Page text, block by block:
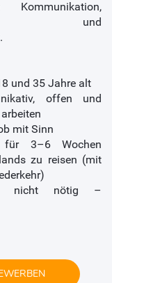
und
und 35 Jahre alt
offen und
mit Sinn
3–6 Wochen
zu reisen (mit
nicht nötig –